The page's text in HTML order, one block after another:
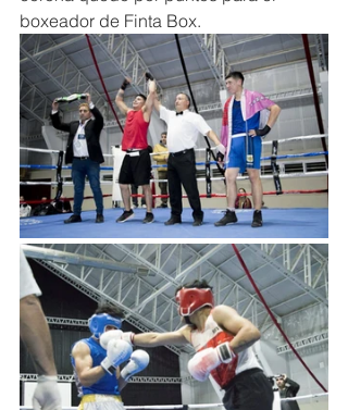
boxeador de Finta Box.